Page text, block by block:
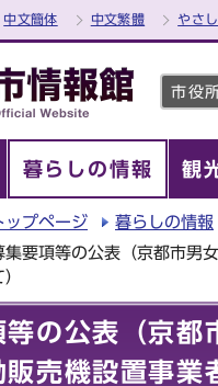
中文簡体 中文繁體 やさ
市役
暮らしの情報 観
ップページ 暮らしの情報
集要項等の公表（京都市男
等の公表（京都
売機設置事業